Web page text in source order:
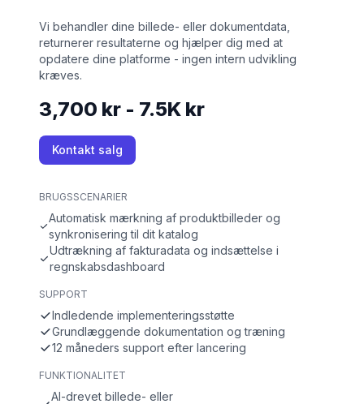
Vi behandler dine billede- eller dokumentdata,
returnerer resultaterne og hjælper dig med at
opdatere dine platforme - ingen intern udvikling
kræves.
3,700 kr - 7.5K kr
Kontakt salg
BRUGSSCENARIER
Automatisk mærkning af produktbilleder og
synkronisering til dit katalog
Udtrækning af fakturadata og indsættelse i
regnskabsdashboard
SUPPORT
Indledende implementeringsstøtte
Grundlæggende dokumentation og træning
12 måneders support efter lancering
FUNKTIONALITET
AI-drevet billede- eller